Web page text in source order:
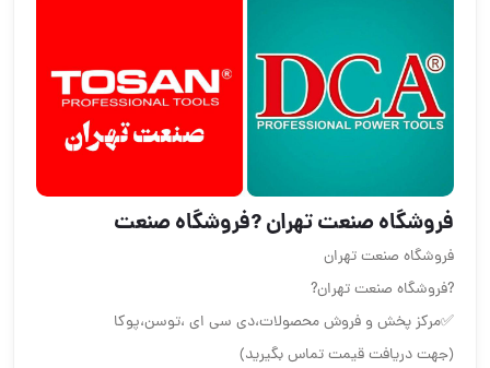
فروشگاه صنعت تهران ?فروشگاه صنعت
فروشگاه صنعت تهران
?فروشگاه صنعت تهران?
✅مرکز پخش و فروش محصولات،دی سی ای ،توسن،پوکا
(جهت دریافت قیمت تماس بگیرید)